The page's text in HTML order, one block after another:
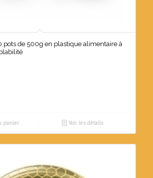
pots de 500g en plastique alimentaire à
panier Voir les détails